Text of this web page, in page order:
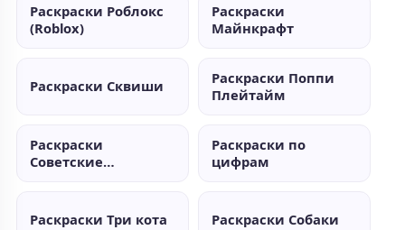
Раскраски Роблокс
(Roblox)
Раскраски
Майнкрафт
Раскраски Сквиши
Раскраски Поппи
Плейтайм
Раскраски
Советские
Раскраски по
цифрам
Раскраски Три кота Раскраски Собаки